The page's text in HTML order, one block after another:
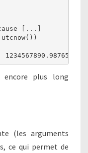
[...]
plus long
(les arguments
ce qui permet de